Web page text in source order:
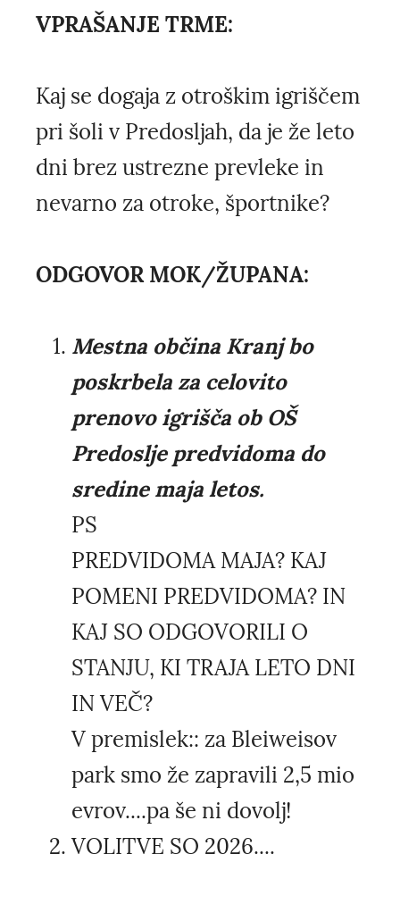
VPRAŠANJE TRME:
Kaj se dogaja z otroškim igriščem
pri šoli v Predosljah, da je že leto
dni brez ustrezne prevleke in
nevarno za otroke, športnike?
ODGOVOR MOK/ŽUPANA:
Mestna občina Kranj bo
poskrbela za celovito
prenovo igrišča ob OŠ
Predoslje predvidoma do
sredine maja letos.
PS
PREDVIDOMA MAJA? KAJ
POMENI PREDVIDOMA? IN
KAJ SO ODGOVORILI O
STANJU, KI TRAJA LETO DNI
IN VEČ?
V premislek:: za Bleiweisov
park smo že zapravili 2,5 mio
evrov....pa še ni dovolj!
VOLITVE SO 2026....